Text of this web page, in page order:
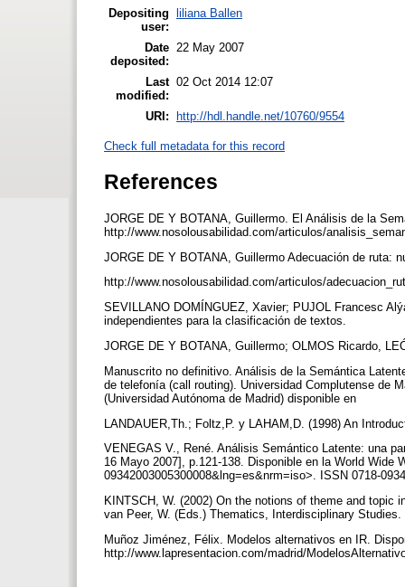
Depositing
user:
liliana Ballen
Date
deposited:
22 May 2007
Last
modified:
02 Oct 2014 12:07
URI: http://hdl.handle.net/10760/9554
Check full metadata for this record
References
JORGE DE Y BOTANA, Guillermo. El Análisis de la
http://www.nosolousabilidad.com/articulos/
JORGE DE Y BOTANA, Guillermo Adecuación de ruta:
http://www.nosolousabilidad.com/articulos/
SEVILLANO DOMÍNGUEZ, Xavier; PUJOL Francesc
independientes para la clasificación de textos.
JORGE DE Y BOTANA, Guillermo; OLMOS Ricardo,
Manuscrito no definitivo. Análisis de la Semántica
de telefonía (call routing). Universidad Complutense de
(Universidad Autónoma de Madrid) disponible en
LANDAUER,Th.; Foltz,P. y LAHAM,D. (1998) An
VENEGAS V., René. Análisis Semántico Latente: una
16 Mayo 2007], p.121-138. Disponible en la World
09342003005300008&lng=es&nrm=iso>. ISSN 0718-
KINTSCH, W. (2002) On the notions of theme and
van Peer, W. (Eds.) Thematics, Interdisciplinary
Muñoz Jiménez, Félix. Modelos alternativos en IR.
http://www.lapresentacion.com/madrid/